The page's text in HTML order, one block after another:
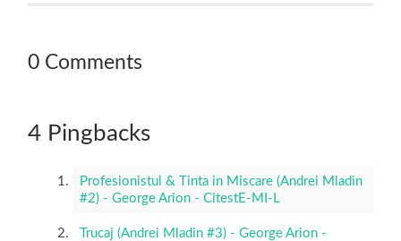
0 Comments
4 Pingbacks
Profesionistul & Tinta in Miscare (Andrei Mladin
#2) - George Arion - CitestE-MI-L
Trucaj (Andrei Mladin #3) - George Arion -